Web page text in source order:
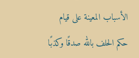
الأسباب المعينة على قيام
حكم الحلف بالله صدقًا وكذبًا